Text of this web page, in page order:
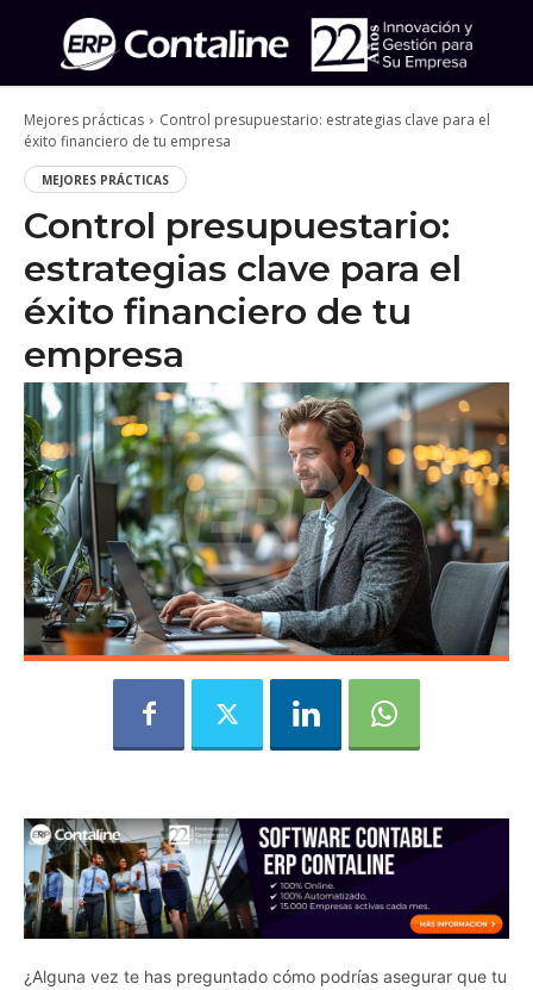
Mejores prácticas
Control presupuestario: estrategias clave para el
éxito financiero de tu empresa
MEJORES PRÁCTICAS
Control presupuestario:
estrategias clave para el
éxito financiero de tu
empresa
¿Alguna vez te has preguntado cómo podrías asegurar que tu